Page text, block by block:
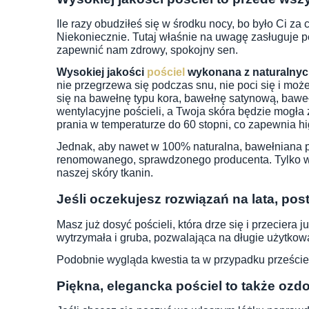
Ile razy obudziłeś się w środku nocy, bo było Ci
Niekoniecznie. Tutaj właśnie na uwagę zasługuje
zapewnić nam zdrowy, spokojny sen.
Wysokiej jakości pościel wykonana z
nie przegrzewa się podczas snu, nie poci się i
się na bawełnę typu kora, bawełnę satynową,
wentylacyjne pościeli, a Twoja skóra będzie
prania w temperaturze do 60 stopni, co zapewnia
Jednak, aby nawet w 100% naturalna,
renomowanego, sprawdzonego producenta. Tylko
naszej skóry tkanin.
Jeśli oczekujesz rozwiązań na lata,
Masz już dosyć pościeli, która drze się i przeciera
wytrzymała i gruba, pozwalająca na długie
Podobnie wygląda kwestia ta w przypadku
Piękna, elegancka pościel to także